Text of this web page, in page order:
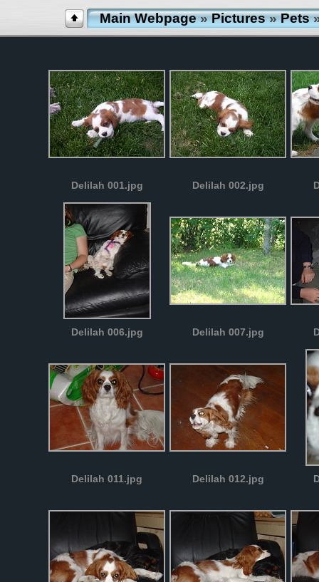
Main Webpage»Pictures»Pets
Delilah 001.jpg Delilah 002.jpg
Delilah 006.jpg Delilah 007.jpg
Delilah 011.jpg Delilah 012.jpg